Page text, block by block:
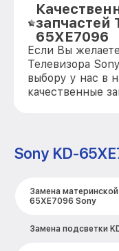
запчастей
65XE7096
Если Вы
Телевизора
выбору у нас в
качественные
Sony KD-
Замена
65XE7096 Sony
Замена подсветки